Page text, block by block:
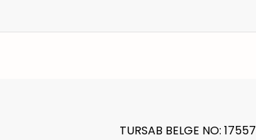
TURSAB BELGE NO: 17557